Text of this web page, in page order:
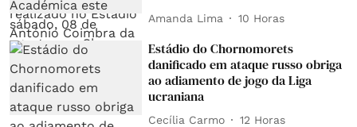
Amanda Lima 10 Horas
Estádio do Chornomorets
danificado em ataque russo obriga
ao adiamento de jogo da Liga
ucraniana
Cecília Carmo 12 Horas